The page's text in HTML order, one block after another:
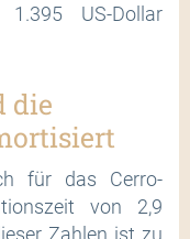
1.395 US-Dollar
die
für das Cerro-
von 2,9